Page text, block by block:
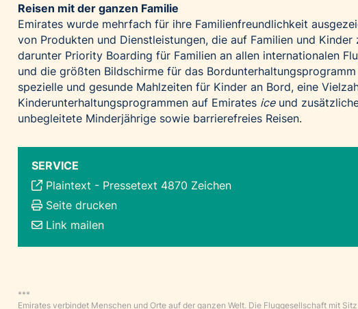
Reisen mit der ganzen Familie
Emirates wurde mehrfach für ihre Familienfreundlichkeit
von Produkten und Dienstleistungen, die auf Familien und Kinder
darunter Priority Boarding für Familien an allen internationalen
und die größten Bildschirme für das
spezielle und gesunde Mahlzeiten für Kinder an Bord, eine
Kinderunterhaltungsprogrammen auf Emirates iceund
unbegleitete Minderjährige sowie barrierefreies Reisen.
SERVICE
Plaintext - Pressetext 4870 Zeichen
Seite drucken
Link mailen
***
Emirates verbindet Menschen und Orte auf der ganzen Welt. Die Fluggesellschaft mit